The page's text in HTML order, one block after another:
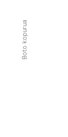
Boto kopurua